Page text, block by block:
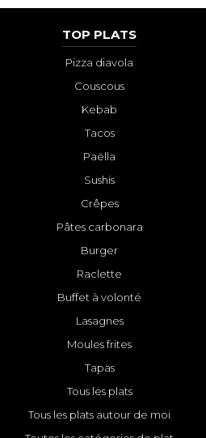
TOP PLATS
Pizza diavola
Couscous
Kebab
Tacos
Paëlla
Sushis
Crêpes
Pâtes carbonara
Burger
Raclette
Buffet à volonté
Lasagnes
Moules frites
Tapas
Tous les plats
Tous les plats autour de moi